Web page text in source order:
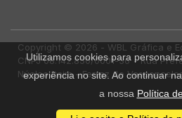
Copyright © 2026 - WBL Gráfica e
CNPJ 08.142.850/0001-36 - Rua
Núcleo Itaim - Ferraz de
Utilizamos cookies para
experiência no site. Ao continuar
a nossa Política